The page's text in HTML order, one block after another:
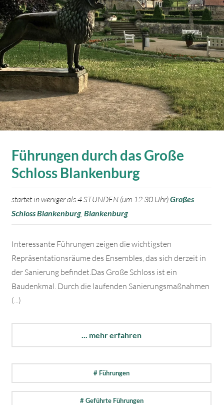
Führungen durch das Große
Schloss Blankenburg
startet in weniger als 4 STUNDEN (um 12:30 Uhr)Großes
Schloss Blankenburg, Blankenburg
Interessante Führungen zeigen die wichtigsten
Repräsentationsräume des Ensembles, das sich derzeit in
der Sanierung befindet.Das Große Schloss ist ein
Baudenkmal. Durch die laufenden Sanierungsmaßnahmen
(...)
... mehr erfahren
# Führungen
# Geführte Führungen